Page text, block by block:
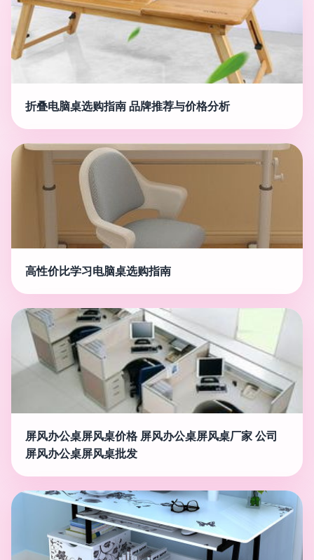
折叠电脑桌选购指南 品牌推荐与价格分析
高性价比学习电脑桌选购指南
屏风办公桌屏风桌价格 屏风办公桌屏风桌厂家 公司
屏风办公桌屏风桌批发